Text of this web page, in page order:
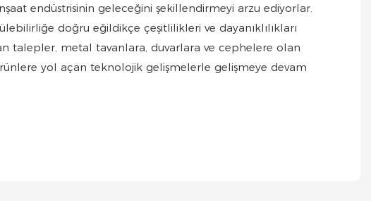
endüstrisinin geleceğini şekillendirmeyi arzu ediyorlar.
doğru eğildikçe çeşitlilikleri ve dayanıklılıkları
talepler, metal tavanlara, duvarlara ve cephelere olan
yol açan teknolojik gelişmelerle gelişmeye devam